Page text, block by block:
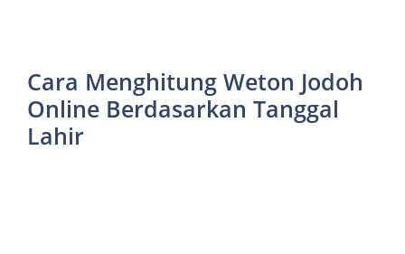
Cara Menghitung Weton Jodoh
Online Berdasarkan Tanggal
Lahir